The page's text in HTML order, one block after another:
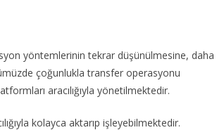
yöntemlerinin tekrar düşünülmesine, daha
çoğunlukla transfer operasyonu
aracılığıyla yönetilmektedir.
kolayca aktarıp işleyebilmektedir.